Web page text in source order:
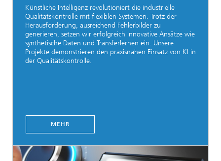
Künstliche Intelligenz revolutioniert die industrielle
Qualitätskontrolle mit flexiblen Systemen. Trotz der
Herausforderung, ausreichend Fehlerbilder zu
generieren, setzen wir erfolgreich innovative Ansätze wie
synthetische Daten und Transferlernen ein. Unsere
Projekte demonstrieren den praxisnahen Einsatz von KI in
der Qualitätskontrolle.
MEHR